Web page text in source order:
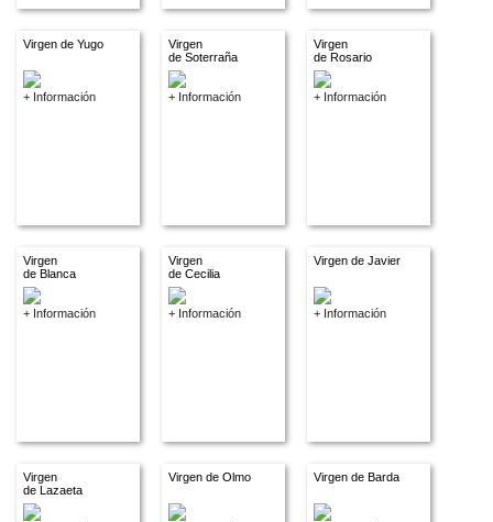
Virgen de Yugo
+ Información
Virgen
de Soterraña
+ Información
Virgen
de Rosario
+ Información
Virgen
de Blanca
+ Información
Virgen
de Cecilia
+ Información
Virgen de Javier
+ Información
Virgen
de Lazaeta
Virgen de Olmo Virgen de Barda